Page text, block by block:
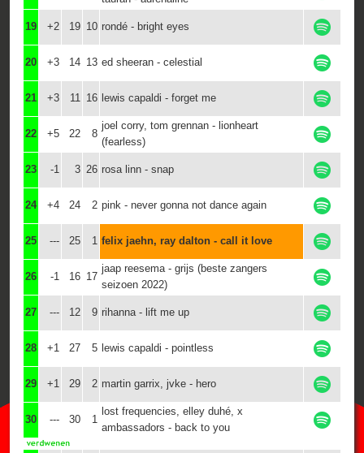
19 +2 19 10 rondé - bright eyes
20 +3 14 13 ed sheeran - celestial
21 +3 11 16 lewis capaldi - forget me
22 +5 22 8
joel corry, tom grennan - lionheart
(fearless)
23 -1 3 26 rosa linn - snap
24 +4 24 2 pink - never gonna not dance again
25 --- 25 1 felix jaehn, ray dalton - call it love
26 -1 16 17
jaap reesema - grijs (beste zangers
seizoen 2022)
27 --- 12 9 rihanna - lift me up
28 +1 27 5 lewis capaldi - pointless
29 +1 29 2 martin garrix, jvke - hero
30 --- 30 1
lost frequencies, elley duhé, x
ambassadors - back to you